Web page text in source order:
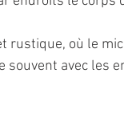
rustique, où le
souvent avec les